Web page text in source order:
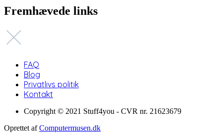
Fremhævede links
FAQ
Blog
Privatlivs politik
Kontakt
Copyright © 2021 Stuff4you - CVR nr. 21623679
Oprettet afComputermusen.dk